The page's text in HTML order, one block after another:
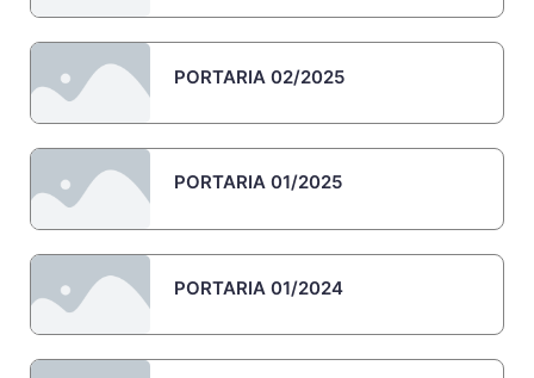
PORTARIA 02/2025
PORTARIA 01/2025
PORTARIA 01/2024